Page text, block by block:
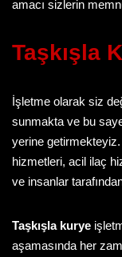
amacı sizlerin
Taşkışla
İşletme olarak siz
sunmakta ve bu
yerine
hizmetleri, acil ilaç
ve insanlar
Taşkışla kurye
aşamasında her